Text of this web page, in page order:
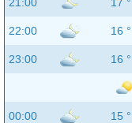
22:00 16 °
23:00 16 °
00:00 15 °